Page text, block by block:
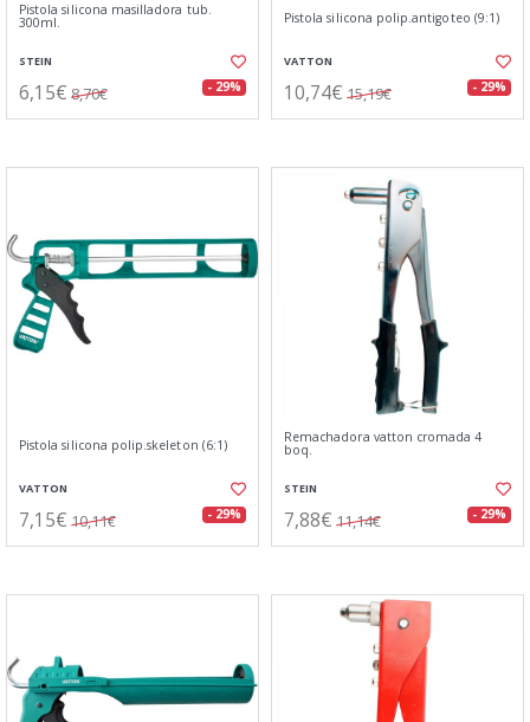
Pistola silicona masilladora tub.
300ml.
STEIN
6,15€ 8,70€ - 29%
Pistola silicona polip.antigoteo (9:1)
VATTON
10,74€ 15,19€ - 29%
Pistola silicona polip.skeleton (6:1)
VATTON
7,15€ 10,11€ - 29%
Remachadora vatton cromada 4
boq.
STEIN
7,88€ 11,14€ - 29%